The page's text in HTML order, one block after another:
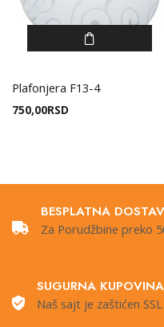
Plafonjera F13-4
750,00RSD
BESPLATNA
Za Porudžbine preko
SUGURNA KUPOVINA
Naš sajt je zaštićen